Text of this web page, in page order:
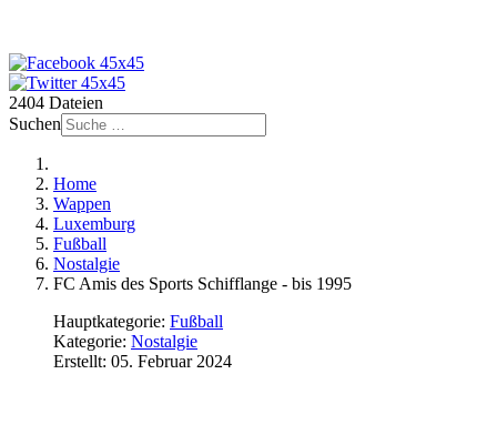
2404 Dateien
Suchen
Home
Wappen
Luxemburg
Fußball
Nostalgie
FC Amis des Sports Schifflange - bis 1995
Hauptkategorie: Fußball
Kategorie: Nostalgie
Erstellt: 05. Februar 2024